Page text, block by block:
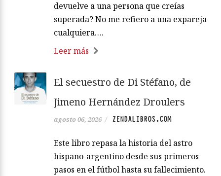
devuelve a una persona que creías
superada? No me refiero a una expareja
cualquiera….
Leer más
El secuestro de Di Stéfano, de
Jimeno Hernández Droulers
agosto 06, 2026 / ZENDALIBROS.COM
Este libro repasa la historia del astro
hispano-argentino desde sus primeros
pasos en el fútbol hasta su fallecimiento.